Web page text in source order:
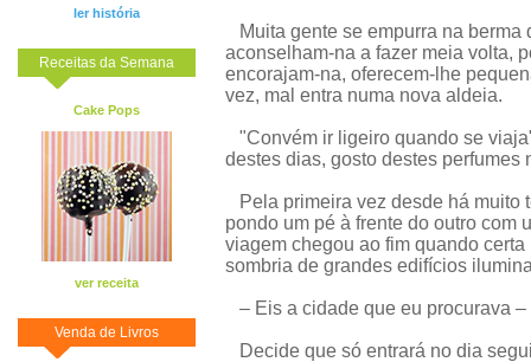
ler história
Receitas da Semana
Cake Pops
ver receita
Venda de Livros
Muita gente se empurra na berma
aconselham-na a fazer meia volta,
encorajam-na, oferecem-lhe
vez, mal entra numa nova aldeia.
"Convém ir ligeiro quando se
destes dias, gosto destes perfumes
Pela primeira vez desde há muito
pondo um pé à frente do outro com
viagem chegou ao fim quando
sombria de grandes edifícios
– Eis a cidade que eu procurava
Decide que só entrará no dia